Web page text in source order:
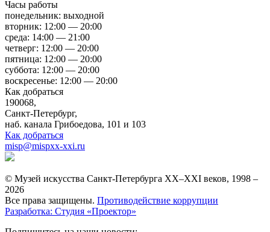
Часы работы
понедельник: выходной
вторник: 12:00 — 20:00
среда: 14:00 — 21:00
четверг: 12:00 — 20:00
пятница: 12:00 — 20:00
суббота: 12:00 — 20:00
воскресенье: 12:00 — 20:00
Как добраться
190068,
Санкт-Петербург,
наб. канала Грибоедова, 101 и 103
Как добраться
misp@mispxx-xxi.ru
© Музей искусства Санкт-Петербурга XX–XXI веков, 1998 –
2026
Все права защищены. Противодействие коррупции
Разработка: Студия «Проектор»